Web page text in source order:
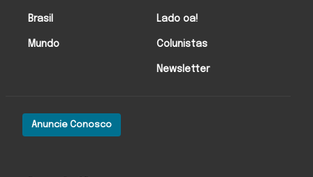
Anuncie Conosco
Brasil
Mundo
Lado oa!
Colunistas
Newsletter